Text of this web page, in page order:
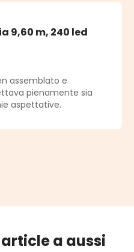
9,60 m, 240 led
assemblato e
pienamente sia
aspettative.
a aussi